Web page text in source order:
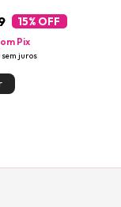
15% OFF
sem juros
Pix